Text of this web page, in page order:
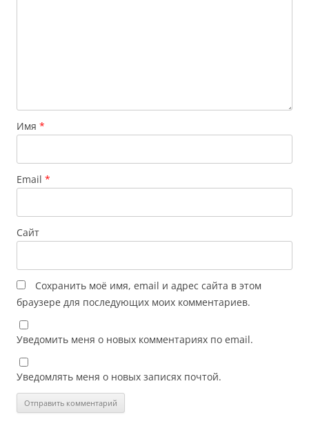
Имя *
Email *
Сайт
Сохранить моё имя, email и адрес сайта в этом
браузере для последующих моих комментариев.
Уведомить меня о новых комментариях по email.
Уведомлять меня о новых записях почтой.